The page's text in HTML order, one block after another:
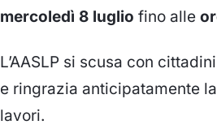
mercoledì 8 luglio fino alle
L’AASLP si scusa con
e ringrazia anticipatamente
lavori.